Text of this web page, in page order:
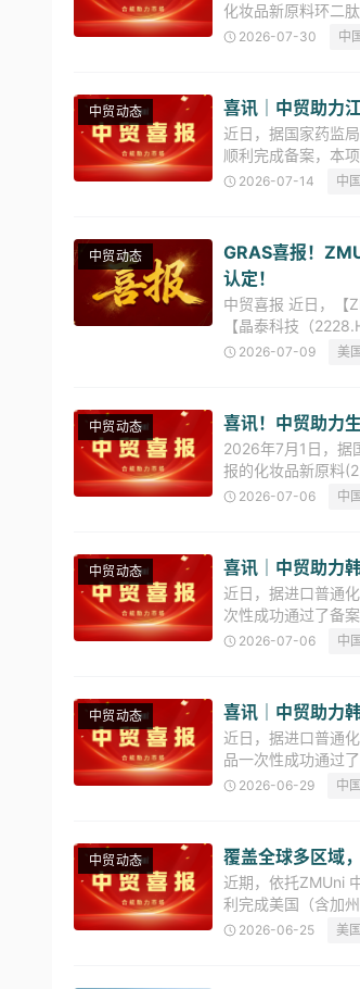
化妆品新原料环二
20260132）完成备
2026-07-30 中
中贸动态 喜讯｜中贸助力
近日，据国家药监
顺利完成备案，本
咨询、申报资料的
2026-07-14 中国
中贸动态
GRAS喜报！
认定！
中贸喜报 近日，【
【晶泰科技（
得美国Self-affirme
2026-07-09 美国
中贸动态 喜讯！中贸助力
2026年7月1日，据
报的化妆品新原料
（备案号：国妆原备
2026-07-06 中国
中贸动态 喜讯｜中贸助力
近日，据进口普通
次性成功通过了备
伙伴，ZMUni 中贸
2026-07-06 中国
中贸动态 喜讯｜中贸助力
近日，据进口普通
品一次性成功通过
服务伙伴，ZMUni
2026-06-29 中国
中贸动态 覆盖全球多区域
近期，依托ZMUni
利完成美国（含加
国、越南） 、英国
2026-06-25 美国